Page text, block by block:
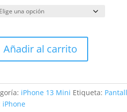
precios:
hasta
189,00€
Añadir al carrito
iPhone 13 Mini Etiqueta:
iPhone